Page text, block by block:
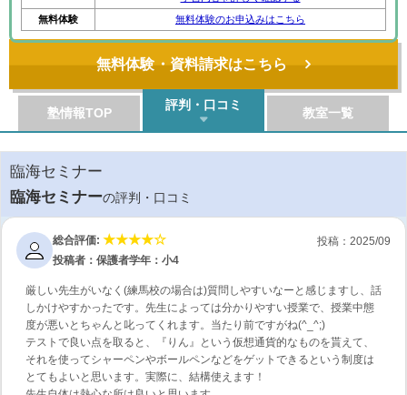
無料体験
無料体験のお申込みはこちら
無料体験・資料請求はこちら
塾情報TOP
評判・口コミ
教室一覧
臨海セミナー
臨海セミナーの評判・口コミ
投稿：2025/09
総合評価:
投稿者：保護者学年：小4
厳しい先生がいなく(練馬校の場合は)質問しやすいなーと感じますし、話
しかけやすかったです。先生によっては分かりやすい授業で、授業中態
度が悪いとちゃんと叱ってくれます。当たり前ですがね(^_^;)
テストで良い点を取ると、『りん』という仮想通貨的なものを貰えて、
それを使ってシャーペンやボールペンなどをゲットできるという制度は
とてもよいと思います。実際に、結構使えます！